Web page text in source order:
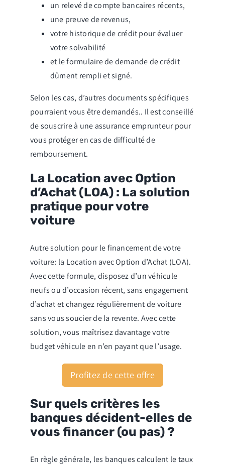
un relevé de compte bancaires récents,
une preuve de revenus,
votre historique de crédit pour évaluer
votre solvabilité
et le formulaire de demande de crédit
dûment rempli et signé.
Selon les cas, d’autres documents spécifiques
pourraient vous être demandés.. Il est conseillé
de souscrire à une assurance emprunteur pour
vous protéger en cas de difficulté de
remboursement.
La Location avec Option
d’Achat (LOA) : La solution
pratique pour votre
voiture
Autre solution pour le financement de votre
voiture: la Location avec Option d’Achat (LOA).
Avec cette formule, disposez d’un véhicule
neufs ou d’occasion récent, sans engagement
d’achat et changez régulièrement de voiture
sans vous soucier de la revente. Avec cette
solution, vous maîtrisez davantage votre
budget véhicule en n’en payant que l’usage.
Profitez de cette offre
Sur quels critères les
banques décident-elles de
vous financer (ou pas) ?
En règle générale, les banques calculent le taux